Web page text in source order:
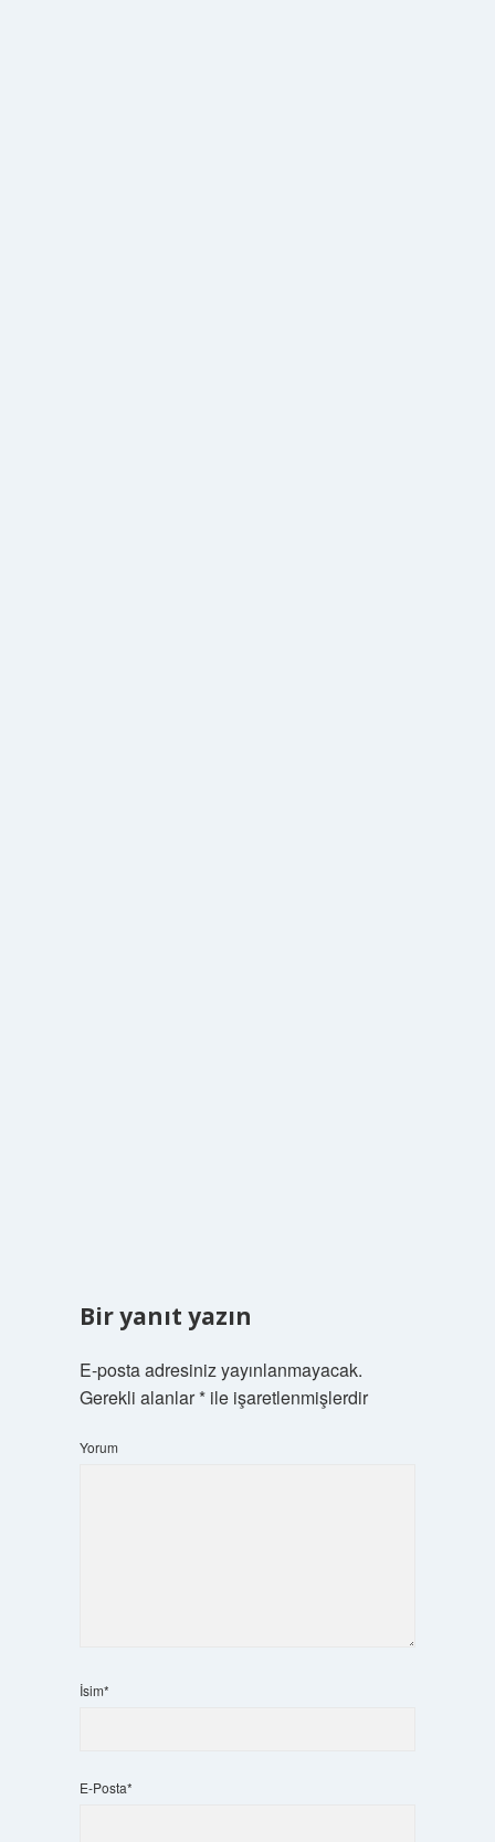
Bir yanıt yazın
E-posta adresiniz yayınlanmayacak.
Gerekli alanlar*ile işaretlenmişlerdir
Yorum
İsim*
E-Posta*